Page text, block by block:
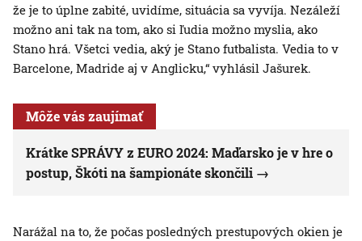
že je to úplne zabité, uvidíme, situácia sa vyvíja. Nezáleží
možno ani tak na tom, ako si ľudia možno myslia, ako
Stano hrá. Všetci vedia, aký je Stano futbalista. Vedia to v
Barcelone, Madride aj v Anglicku,“ vyhlásil Jašurek.
Môže vás zaujímať
Krátke SPRÁVY z EURO 2024: Maďarsko je v hre o
postup, Škóti na šampionáte skončili
Narážal na to, že počas posledných prestupových okien je